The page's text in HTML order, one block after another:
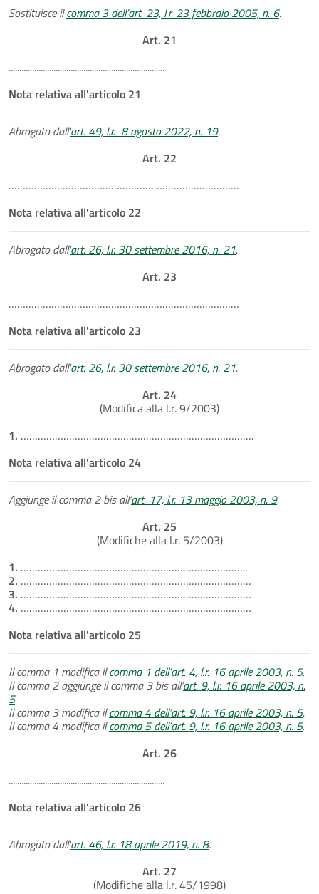
Sostituisce ilcomma 3 dell’art. 23, l.r. 23 febbraio 2005, n. 6.
Art. 21
.........................................................................
Nota relativa all'articolo 21
Abrogato dall'art. 49, l.r. 8 agosto 2022, n. 19.
Art. 22
………………………………………………………………………
Nota relativa all'articolo 22
Abrogato dall'art. 26, l.r. 30 settembre 2016, n. 21.
Art. 23
………………………………………………………………………
Nota relativa all'articolo 23
Abrogato dall'art. 26, l.r. 30 settembre 2016, n. 21.
Art. 24
(Modifica alla l.r. 9/2003)
1. ……………………………………………………………………….
Nota relativa all'articolo 24
Aggiunge il comma 2 bis all’art. 17, l.r. 13 maggio 2003, n. 9.
Art. 25
(Modifiche alla l.r. 5/2003)
1. ……………………………………………………………………..
2. ………………………………………………………………………
3. ………………………………………………………………………
4. ………………………………………………………………………
Nota relativa all'articolo 25
Il comma 1 modifica ilcomma 1 dell’art. 4, l.r. 16 aprile 2003, n. 5.
Il comma 2 aggiunge il comma 3 bis all’art. 9, l.r. 16 aprile 2003, n.
5.
Il comma 3 modifica ilcomma 4 dell’art. 9, l.r. 16 aprile 2003, n. 5.
Il comma 4 modifica ilcomma 5 dell’art. 9, l.r. 16 aprile 2003, n. 5.
Art. 26
.........................................................................
Nota relativa all'articolo 26
Abrogato dall'art. 46, l.r. 18 aprile 2019, n. 8.
Art. 27
(Modifiche alla l.r. 45/1998)